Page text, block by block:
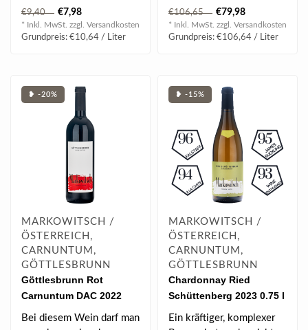
Würznote.
€9,40 €7,98
* Inkl. MwSt. zzgl. Versandkosten
Grundpreis: €10,64 / Liter
Orangenzesten, helle
Himbeeren & dunkle
Kirschen..
€106,65 €79,98
* Inkl. MwSt. zzgl. Versandkosten
Grundpreis: €106,64 / Liter
❥ -20%
MARKOWITSCH /
ÖSTERREICH,
CARNUNTUM,
GÖTTLESBRUNN
Göttlesbrunn Rot
Carnuntum DAC 2022
0.75 l
Bei diesem Wein darf man
❥ -15%
MARKOWITSCH /
ÖSTERREICH,
CARNUNTUM,
GÖTTLESBRUNN
Chardonnay Ried
Schüttenberg 2023 0.75 l
Ein kräftiger, komplexer